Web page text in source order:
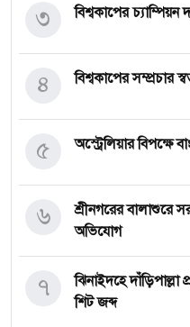
বিশ্বকাপের
৩
বিশ্বকাপের সম্প্রচার
৪
অস্ট্রেলিয়ার বিপক্ষে
৫
শ্রীনগরের বালাশুরে
অভিযোগ
৬
ঝিনাইদহে
শিট জব্দ
৭